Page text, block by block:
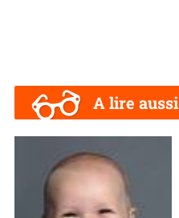
A lire aussi